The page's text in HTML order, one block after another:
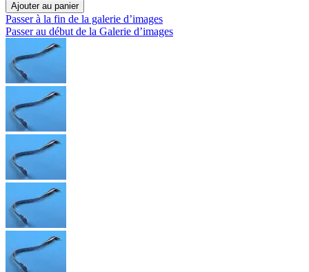
Ajouter au panier
Passer à la fin de la galerie d’images
Passer au début de la Galerie d’images